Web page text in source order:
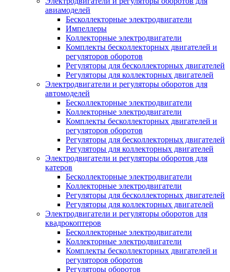
авиамоделей
Бесколлекторные электродвигатели
Импеллеры
Коллекторные электродвигатели
Комплекты бесколлекторных двигателей и
регуляторов оборотов
Регуляторы для бесколлекторных двигателей
Регуляторы для коллекторных двигателей
Электродвигатели и регуляторы оборотов для
автомоделей
Бесколлекторные электродвигатели
Коллекторные электродвигатели
Комплекты бесколлекторных двигателей и
регуляторов оборотов
Регуляторы для бесколлекторных двигателей
Регуляторы для коллекторных двигателей
Электродвигатели и регуляторы оборотов для
катеров
Бесколлекторные электродвигатели
Коллекторные электродвигатели
Регуляторы для бесколлекторных двигателей
Регуляторы для коллекторных двигателей
Электродвигатели и регуляторы оборотов для
квадрокоптеров
Бесколлекторные электродвигатели
Коллекторные электродвигатели
Комплекты бесколлекторных двигателей и
регуляторов оборотов
Регуляторы оборотов